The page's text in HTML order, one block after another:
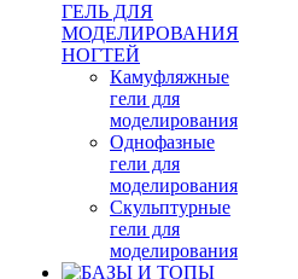
ГЕЛЬ ДЛЯ
МОДЕЛИРОВАНИЯ
НОГТЕЙ
Камуфляжные
гели для
моделирования
Однофазные
гели для
моделирования
Скульптурные
гели для
моделирования